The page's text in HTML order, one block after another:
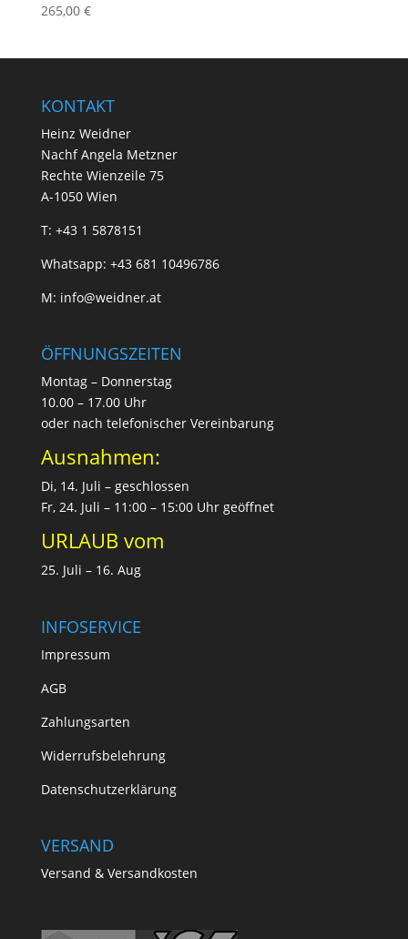
265,00 €
KONTAKT
Heinz Weidner
Nachf Angela Metzner
Rechte Wienzeile 75
A-1050 Wien
T: +43 1 5878151
Whatsapp: +43 681 10496786
M: info@weidner.at
ÖFFNUNGSZEITEN
Montag – Donnerstag
10.00 – 17.00 Uhr
oder nach telefonischer Vereinbarung
Ausnahmen:
Di, 14. Juli – geschlossen
Fr, 24. Juli – 11:00 – 15:00 Uhr geöffnet
URLAUB vom
25. Juli – 16. Aug
INFOSERVICE
Impressum
AGB
Zahlungsarten
Widerrufsbelehrung
Datenschutzerklärung
VERSAND
Versand & Versandkosten